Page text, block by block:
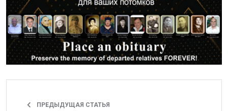
ПРЕДЫДУЩАЯ СТАТЬЯ